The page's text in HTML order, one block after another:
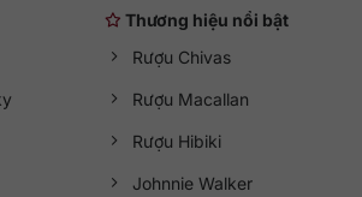
Thương hiệu nổi bật
Rượu Chivas
Rượu Macallan
Rượu Hibiki
Johnnie Walker